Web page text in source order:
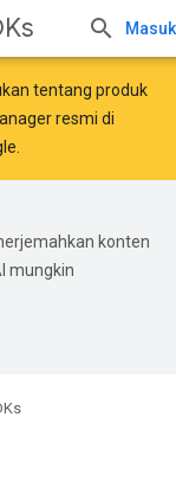
Masuk
tentang produk
resmi di
konten
mungkin